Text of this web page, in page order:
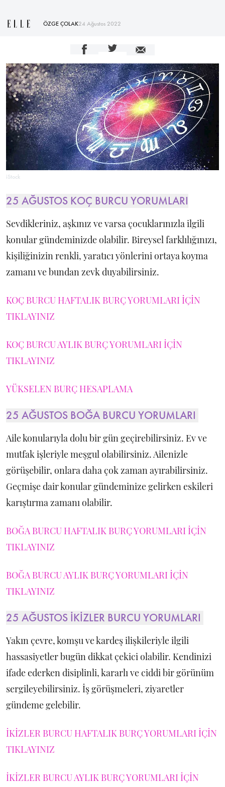
ÖZGE ÇOLAK24 Ağustos 2022
iStock
25 AĞUSTOS KOÇ BURCU YORUMLARI
Sevdikleriniz, aşkınız ve varsa çocuklarınızla ilgili
konular gündeminizde olabilir. Bireysel farklılığınızı,
kişiliğinizin renkli, yaratıcı yönlerini ortaya koyma
zamanı ve bundan zevk duyabilirsiniz.
KOÇ BURCU HAFTALIK BURÇ YORUMLARI İÇİN
TIKLAYINIZ
KOÇ BURCU AYLIK BURÇ YORUMLARI İÇİN
TIKLAYINIZ
YÜKSELEN BURÇ HESAPLAMA
25 AĞUSTOS BOĞA BURCU YORUMLARI
Aile konularıyla dolu bir gün geçirebilirsiniz. Ev ve
mutfak işleriyle meşgul olabilirsiniz. Ailenizle
görüşebilir, onlara daha çok zaman ayırabilirsiniz.
Geçmişe dair konular gündeminize gelirken eskileri
karıştırma zamanı olabilir.
BOĞA BURCU HAFTALIK BURÇ YORUMLARI İÇİN
TIKLAYINIZ
BOĞA BURCU AYLIK BURÇ YORUMLARI İÇİN
TIKLAYINIZ
25 AĞUSTOS İKİZLER BURCU YORUMLARI
Yakın çevre, komşu ve kardeş ilişkileriyle ilgili
hassasiyetler bugün dikkat çekici olabilir. Kendinizi
ifade ederken disiplinli, kararlı ve ciddi bir görünüm
sergileyebilirsiniz. İş görüşmeleri, ziyaretler
gündeme gelebilir.
İKİZLER BURCU HAFTALIK BURÇ YORUMLARI İÇİN
TIKLAYINIZ
İKİZLER BURCU AYLIK BURÇ YORUMLARI İÇİN